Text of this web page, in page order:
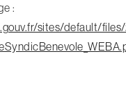
:
sites/default/